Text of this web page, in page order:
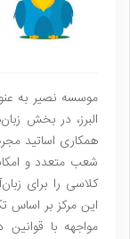
موسسه نصیر به
البرز، در بخش
همکاری اساتید
شعب متعدد و
کلاسی را برای
این مرکز بر اساس
مواجهه با